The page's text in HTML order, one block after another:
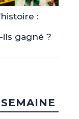
:
gagné ?